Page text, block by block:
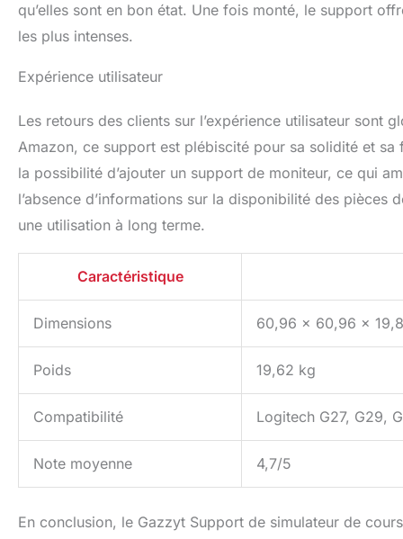
qu’elles sont en bon état. Une fois monté, le support
les plus intenses.
Expérience utilisateur
Les retours des clients sur l’expérience utilisateur sont
Amazon, ce support est plébiscité pour sa solidité et
la possibilité d’ajouter un support de moniteur, ce qui
l’absence d’informations sur la disponibilité des
une utilisation à long terme.
Caractéristique
Dimensions 60,96 x 60,96 x
Poids 19,62 kg
Compatibilité Logitech G27, G29,
Note moyenne 4,7/5
En conclusion, le Gazzyt Support de simulateur de